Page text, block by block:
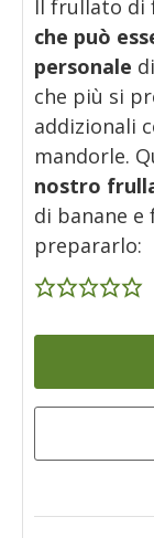
Il frullato di
che può
personale
che più si
addizionali
mandorle.
nostro
di banane
prepararlo: